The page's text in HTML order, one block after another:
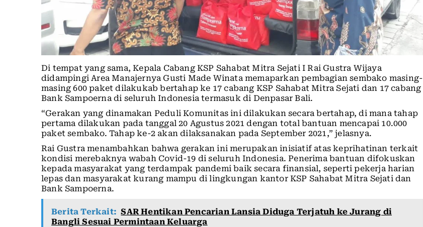
Di tempat yang sama, Kepala Cabang KSP Sahabat Mitra Sejati I Rai Gustra Wijaya
didampingi Area Manajernya Gusti Made Winata memaparkan pembagian sembako masing-
masing 600 paket dilakukab bertahap ke 17 cabang KSP Sahabat Mitra Sejati dan 17 cabang
Bank Sampoerna di seluruh Indonesia termasuk di Denpasar Bali.
“Gerakan yang dinamakan Peduli Komunitas ini dilakukan secara bertahap, di mana tahap
pertama dilakukan pada tanggal 20 Agustus 2021 dengan total bantuan mencapai 10.000
paket sembako. Tahap ke-2 akan dilaksanakan pada September 2021,” jelasnya.
Rai Gustra menambahkan bahwa gerakan ini merupakan inisiatif atas keprihatinan terkait
kondisi merebaknya wabah Covid-19 di seluruh Indonesia. Penerima bantuan difokuskan
kepada masyarakat yang terdampak pandemi baik secara finansial, seperti pekerja harian
lepas dan masyarakat kurang mampu di lingkungan kantor KSP Sahabat Mitra Sejati dan
Bank Sampoerna.
Berita Terkait: SAR Hentikan Pencarian Lansia Diduga Terjatuh ke Jurang di
Bangli Sesuai Permintaan Keluarga